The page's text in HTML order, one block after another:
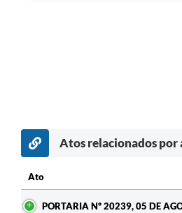
Atos relacionados por
Ato
PORTARIA Nº 20239, 05 DE